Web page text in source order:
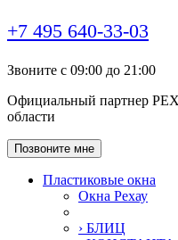
+7 495 640-33-03
Звоните с 09:00 до 21:00
Официальный партнер
области
Позвоните мне
Пластиковые окна
Окна Рехау
› БЛИЦ